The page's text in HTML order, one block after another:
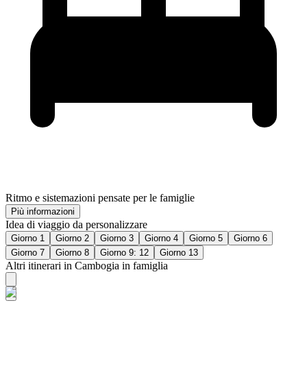
Ritmo e sistemazioni pensate per le famiglie
Più informazioni
Idea di viaggio da personalizzare
Giorno 1 Giorno 2 Giorno 3 Giorno 4 Giorno 5
Giorno 6
Giorno 7
Giorno 8 Giorno 9: 12 Giorno 13
Altri itinerari in Cambogia in famiglia